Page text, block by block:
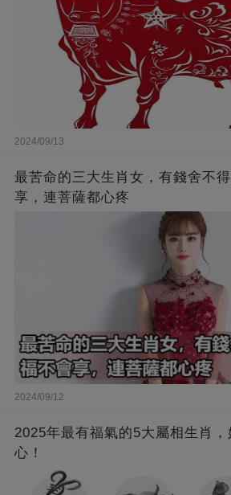
2024/09/13
最苦命的三大生肖女，有錢舍不
享，連菩薩都心疼
2024/09/12
2025年最有福氣的5大屬相生肖
心！